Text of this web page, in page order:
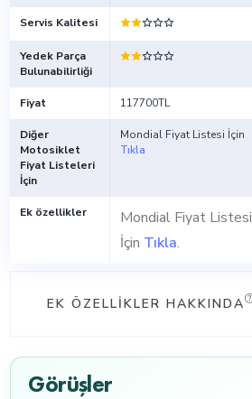
Servis Kalitesi
Yedek Parça
Bulunabilirliği
Fiyat 117700TL
Diğer
Motosiklet
Fiyat Listeleri
İçin
Mondial Fiyat Listesi İçin
Tıkla
Ek özellikler
Mondial Fiyat Listesi
İçin Tıkla.
EK ÖZELLIKLER HAKKINDA
Görüşler